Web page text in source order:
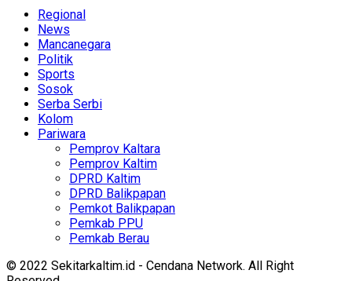
Regional
News
Mancanegara
Politik
Sports
Sosok
Serba Serbi
Kolom
Pariwara
Pemprov Kaltara
Pemprov Kaltim
DPRD Kaltim
DPRD Balikpapan
Pemkot Balikpapan
Pemkab PPU
Pemkab Berau
© 2022 Sekitarkaltim.id - Cendana Network. All Right